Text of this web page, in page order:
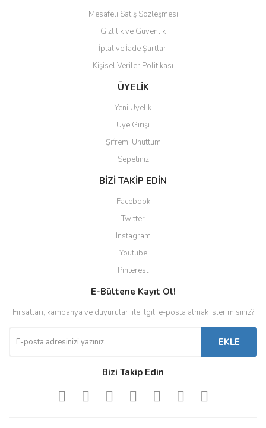
Gönder
Mesafeli Satış Sözleşmesi
Gizlilik ve Güvenlik
İptal ve İade Şartları
Kişisel Veriler Politikası
ÜYELİK
Yeni Üyelik
Üye Girişi
Şifremi Unuttum
Sepetiniz
BİZİ TAKİP EDİN
Facebook
Twitter
Instagram
Youtube
Pinterest
E-Bültene Kayıt Ol!
Fırsatları, kampanya ve duyuruları ile ilgili e-posta almak ister misiniz?
EKLE
Bizi Takip Edin